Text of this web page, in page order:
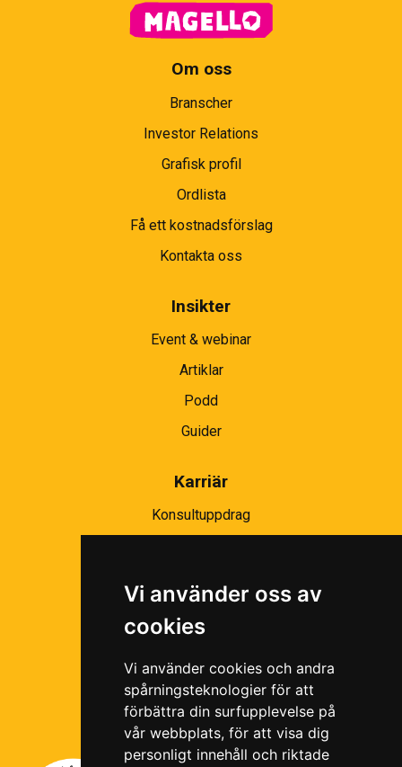
Vi använder oss av
cookies
Vi använder cookies och andra
spårningsteknologier för att
förbättra din surfupplevelse på
vår webbplats, för att visa dig
personligt innehåll och riktade
Om oss
Branscher
Investor Relations
Grafisk profil
Ordlista
Få ett kostnadsförslag
Kontakta oss
Insikter
Event & webinar
Artiklar
Podd
Guider
Karriär
Konsultuppdrag
Ramavtal